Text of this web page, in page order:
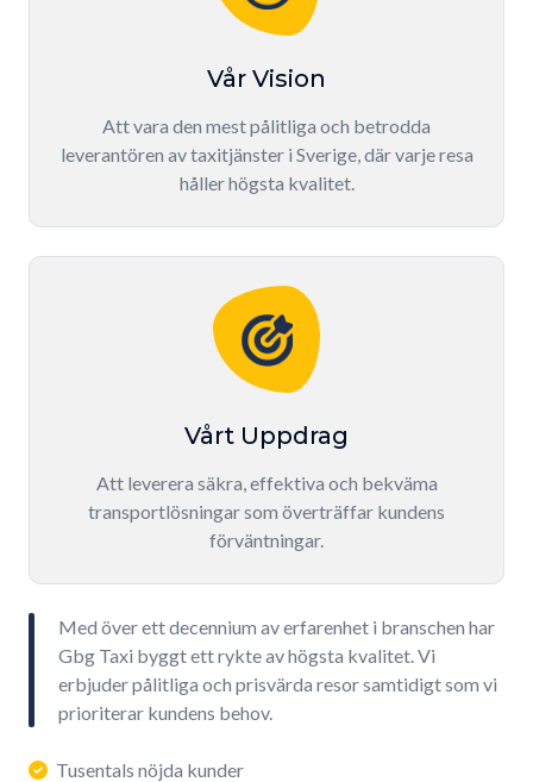
Vår Vision
Att vara den mest pålitliga och betrodda
leverantören av taxitjänster i Sverige, där varje resa
håller högsta kvalitet.
Vårt Uppdrag
Att leverera säkra, effektiva och bekväma
transportlösningar som överträffar kundens
förväntningar.
Med över ett decennium av erfarenhet i branschen har
Gbg Taxi byggt ett rykte av högsta kvalitet. Vi
erbjuder pålitliga och prisvärda resor samtidigt som vi
prioriterar kundens behov.
Tusentals nöjda kunder